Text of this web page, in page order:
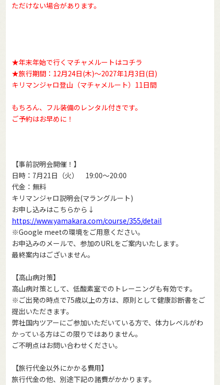
ただけない場合があります。
★年末年始で行くマチャメルートはコチラ
★旅行期間：12月24日(木)～2027年1月3日(日)
キリマンジャロ登山（マチャメルート）11日間
もちろん、フル装備のレンタル付きです。
ご予約はお早めに！
【事前説明会開催！】
日時：7月21日（火） 19:00～20:00
代金：無料
キリマンジャロ説明会(マラングルート)
お申し込みはこちらから↓
https://www.yamakara.com/course/355/detail
※Google meetの環境をご用意ください。
お申込みのメールで、参加のURLをご案内いたします。
最終案内はございません。
【高山病対策】
高山病対策として、低酸素室でのトレーニングも有効です。
※ご出発の時点で75歳以上の方は、原則として健康診断書をご
提出いただきます。
弊社国内ツアーにご参加いただいている方で、体力レベルがわ
かっている方はこの限りではありません。
ご不明点はお問い合わせください。
【旅行代金以外にかかる費用】
旅行代金の他、別途下記の諸費がかかります。